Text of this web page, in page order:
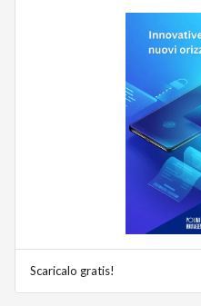
Scaricalo gratis!